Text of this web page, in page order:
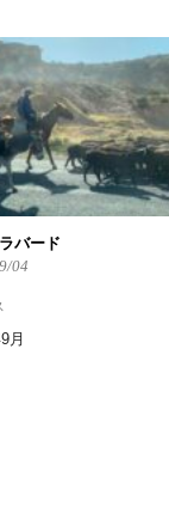
バード
04
月